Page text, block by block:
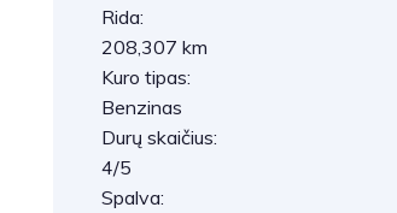
Rida:
208,307 km
Kuro tipas:
Benzinas
Durų skaičius:
4/5
Spalva: